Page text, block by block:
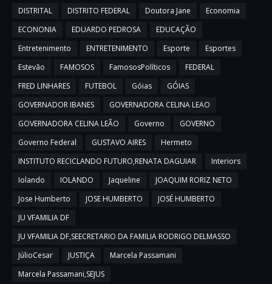
DISTRITAL
DISTRITO FEDERAL Doutora Jane
Economia
ECONONIA
EDUARDO PEDROSA
EDUCAÇÃO
Entretenimento
ENTRETENIMENTO Esporte
Esportes
Estevão
FAMOSOS FamososPolíticos
FEDERAL
FRED LINHARES
FUTEBOL Góias
GÓIAS
GOVERNADOR IBANES
GOVERNADORA CELINA LEAO
GOVERNADORA CELINA LEÃO
Governo
GOVERNO
Governo Federal
GUSTAVO AIRES
Hermeto
INSTITUTO RECICLANDO FUTURO,RENATA DAGUIAR
Interiors
Iolando
IOLANDO Jaqueline
JOAQUIM RORIZ NETO
Jose Humberto
JOSE HUMBERTO
JOSÉ HUMBERTO
JU VFAMILIA DF
JU VFAMILIA DF,SEECRETARIO DA FAMILIA RODRIGO DELMASSO
JúlioCesar
JUSTIÇA
Marcela Passamani
Marcela Passamani,SEJUS